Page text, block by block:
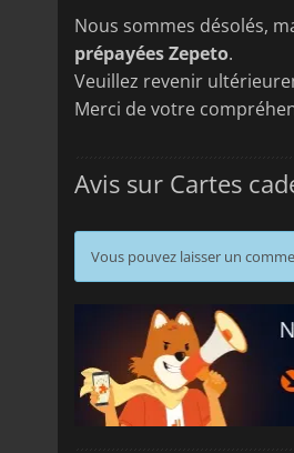
Nous sommes désolés,
prépayées Zepeto.
Veuillez revenir
Merci de votre
Avis sur Cartes
Vous pouvez laisser un